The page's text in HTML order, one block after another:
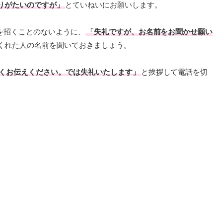
がたいのですが」とていねいにお願いします。
くことのないように、
「失礼ですが、お名前をお聞かせ願い
れた人の名前を聞いておきましょう。
お伝えください。では失礼いたします」と挨拶して電話を切